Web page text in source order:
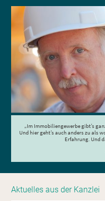
„Im Immobiliengewerbe gibt’s
Und hier geht’s auch anders zu als
Erfahrung. Und
Aktuelles aus der Kanzlei